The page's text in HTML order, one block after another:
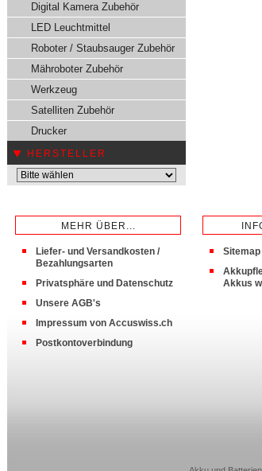
Digital Kamera Zubehör
LED Leuchtmittel
Roboter / Staubsauger Zubehör
Mähroboter Zubehör
Werkzeug
Satelliten Zubehör
Drucker
HERSTELLER
MEHR ÜBER...
Liefer- und Versandkosten /
Bezahlungsarten
Privatsphäre und Datenschutz
Unsere AGB's
Impressum von Accuswiss.ch
Postkontoverbindung
Sitemap
Akkus